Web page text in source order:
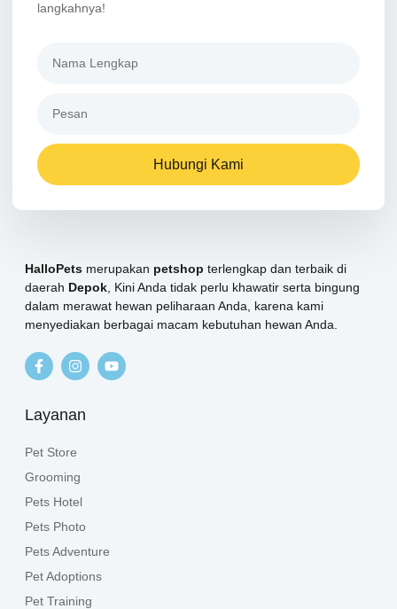
langkahnya!
Hubungi Kami
HalloPets merupakan petshop terlengkap dan terbaik di
daerah Depok , Kini Anda tidak perlu khawatir serta bingung
dalam merawat hewan peliharaan Anda, karena kami
menyediakan berbagai macam kebutuhan hewan Anda.
Layanan
Pet Store
Grooming
Pets Hotel
Pets Photo
Pets Adventure
Pet Adoptions
Pet Training